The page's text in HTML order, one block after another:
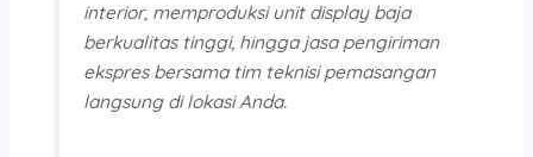
interior, memproduksi unit display baja
berkualitas tinggi, hingga jasa pengiriman
ekspres bersama tim teknisi pemasangan
langsung di lokasi Anda.